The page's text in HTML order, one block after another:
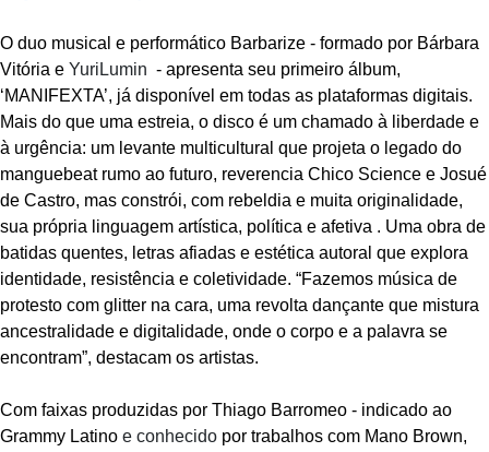
O duo musical e performático Barbarize - formado por Bárbara
Vitória e YuriLumin - apresenta seu primeiro álbum,
‘MANIFEXTA’, já disponível em todas as plataformas digitais.
Mais do que uma estreia, o disco é um chamado à liberdade e
à urgência: um levante multicultural que projeta o legado do
manguebeat rumo ao futuro, reverencia Chico Science e Josué
de Castro, mas constrói, com rebeldia e muita originalidade,
sua própria linguagem artística, política e afetiva . Uma obra de
batidas quentes, letras afiadas e estética autoral que explora
identidade, resistência e coletividade. “Fazemos música de
protesto com glitter na cara, uma revolta dançante que mistura
ancestralidade e digitalidade, onde o corpo e a palavra se
encontram”, destacam os artistas.
Com faixas produzidas por Thiago Barromeo - indicado ao
Grammy Latino e conhecido por trabalhos com Mano Brown,